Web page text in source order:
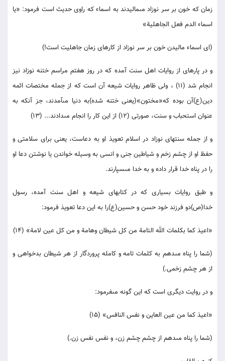
زمان كه خون بر سر نوزاد مى‏ماليدند به اسماء كه راوى حديث است فرمود: «يا
اسماء الدم فعل الجاهلية‏»
(اى اسماء ماليدن خون بر سر نوزاد از كارهاى زمان جاهليت است!)
و در پاره‏اى از روايات اهل سنت آمده كه در روز هفتم مراسم ختنه نوزاد نيز
انجام شد (11) ، ولى ظاهر روايات شيعه آن است كه از جمله مختصات ائمه
دين(ع)آن بوده كه‏«مختون‏»(يعنى ختنه شده)به دنيا مى‏آمدند، جز آنكه به
عنوان استحباب و سنت، صورتى (12) از اين كار را انجام مى‏دادند... (13)
و از جمله سنتهاى نوزاد در اسلام تعويذ او به دعاست، يعنى براى سلامتى و
حفظ او از چشم زخم و شياطين جنى و انسى به وسيله خواندن يا نوشتن دعا او
را در پناه خدا قرار داده و به خدا مى‏سپارند.
و طبق روايات بسيارى كه در كتابهاى شيعه و اهل سنت آمده، رسول
خدا(ص)دو فرزند خود حسن و حسين(ع)را به اين دعا تعويذ فرمود:
«اعيذ كما بكلمات الله التامة من كل شيطان وهامة و من كل عين لامة‏» (14)
(شما را پناه مى‏دهم به كلمات تامه و كامله پروردگار از هر شيطان بدخواهى و
از هر چشم زخمى.)
و در روايت ديگرى است كه اين گونه مى‏فرمود:
«اعيذ كما من عين العاين و نفس النافس‏» (15)
(شما را پناه مى‏دهم از چشم چشم زن، و نفس نفس زن.)